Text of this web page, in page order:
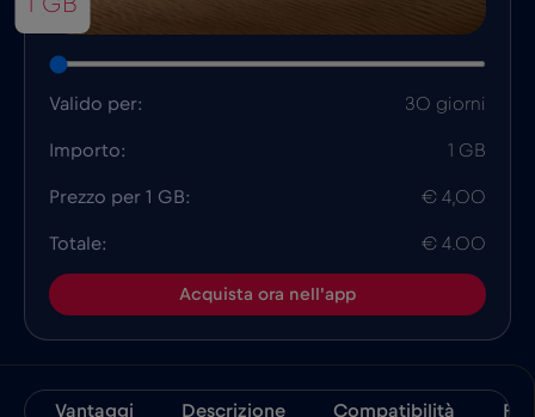
Valido per: 30 giorni
Importo: 1 GB
Prezzo per 1 GB: € 4,00
Totale: € 4.00
Acquista ora nell'app
Vantaggi Descrizione Compatibilità